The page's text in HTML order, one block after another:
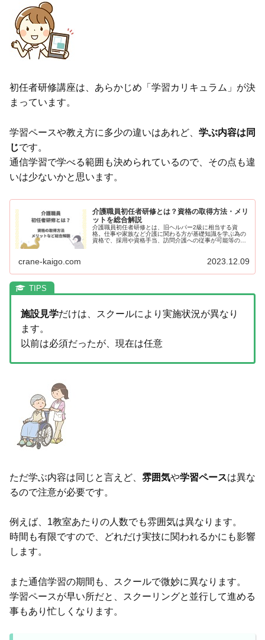
初任者研修講座は、あらかじめ「学習カリキュラム」が決
まっています。
学習ペースや教え方に多少の違いはあれど、 学ぶ内容は同
じです。
通信学習で学べる範囲も決められているので、その点も違
いは少ないかと思います。
介護職員初任者研修とは？資格の取得方法・メリ
ットを総合解説
介護職員初任者研修とは、旧ヘルパー2級に相当する資
格。仕事や家族など介護に関わる方が基礎知識を学ぶ為の
資格で、採用や資格手当、訪問介護への従事が可能等のメ
crane-kaigo.com 2023.12.09
施設見学だけは、スクールにより実施状況が異なり
ます。
以前は必須だったが、現在は任意
ただ学ぶ内容は同じと言えど、 雰囲気や学習ペースは異な
るので注意が必要です。
例えば、1教室あたりの人数でも雰囲気は異なります。
時間も有限ですので、どれだけ実技に関われるかにも影響
します。
また通信学習の期間も、スクールで微妙に異なります。
学習ペースが早い所だと、スクーリングと並行して進める
事もあり忙しくなります。